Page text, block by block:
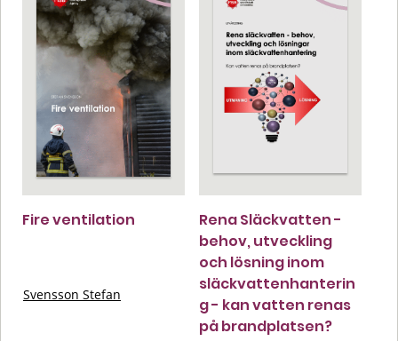
Fire ventilation
Svensson Stefan
Rena Släckvatten -
behov, utveckling
och lösning inom
släckvattenhanterin
g - kan vatten renas
på brandplatsen?